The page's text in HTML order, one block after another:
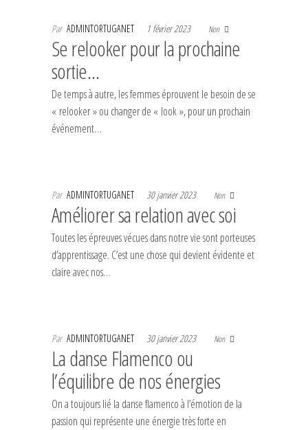
Par ADMINTORTUGANET 1 février 2023 Non
Se relooker pour la prochaine
sortie…
De temps à autre, les femmes éprouvent le besoin de se
« relooker » ou changer de « look », pour un prochain
événement…
Par ADMINTORTUGANET 30 janvier 2023 Non
Améliorer sa relation avec soi
Toutes les épreuves vécues dans notre vie sont porteuses
d’apprentissage. C’est une chose qui devient évidente et
claire avec nos…
Par ADMINTORTUGANET 30 janvier 2023 Non
La danse Flamenco ou
l’équilibre de nos énergies
On a toujours lié la danse flamenco à l’émotion de la
passion qui représente une énergie très forte en